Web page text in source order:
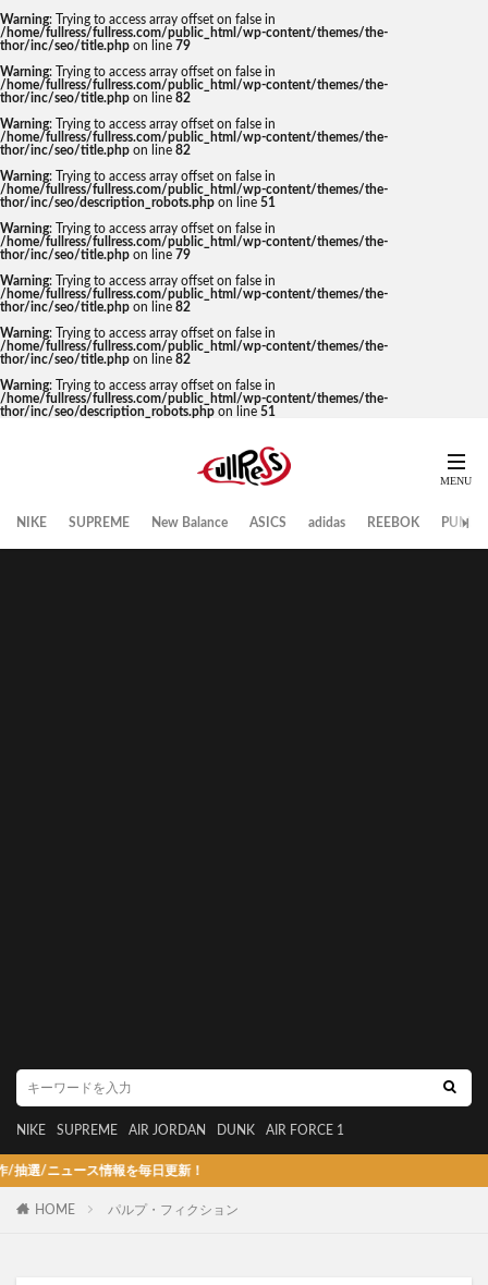
Warning: Trying to access array offset on false in
/home/fullress/fullress.com/public_html/wp-content/themes/the-
thor/inc/seo/title.php on line 79
Warning: Trying to access array offset on false in
/home/fullress/fullress.com/public_html/wp-content/themes/the-
thor/inc/seo/title.php on line 82
Warning: Trying to access array offset on false in
/home/fullress/fullress.com/public_html/wp-content/themes/the-
thor/inc/seo/title.php on line 82
Warning: Trying to access array offset on false in
/home/fullress/fullress.com/public_html/wp-content/themes/the-
thor/inc/seo/description_robots.php on line 51
Warning: Trying to access array offset on false in
/home/fullress/fullress.com/public_html/wp-content/themes/the-
thor/inc/seo/title.php on line 79
Warning: Trying to access array offset on false in
/home/fullress/fullress.com/public_html/wp-content/themes/the-
thor/inc/seo/title.php on line 82
Warning: Trying to access array offset on false in
/home/fullress/fullress.com/public_html/wp-content/themes/the-
thor/inc/seo/title.php on line 82
Warning: Trying to access array offset on false in
/home/fullress/fullress.com/public_html/wp-content/themes/the-
thor/inc/seo/description_robots.php on line 51
NIKE SUPREME New Balance ASICS adidas REEBOK PUMA
NIKE SUPREME AIR JORDAN DUNK AIR FORCE 1
ニュース情報を毎日更新！
HOME パルプ・フィクション